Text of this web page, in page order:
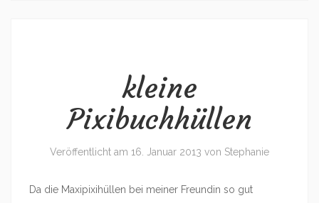
kleine
Pixibuchhüllen
Veröffentlicht am 16. Januar 2013 von Stephanie
Da die Maxipixihüllen bei meiner Freundin so gut